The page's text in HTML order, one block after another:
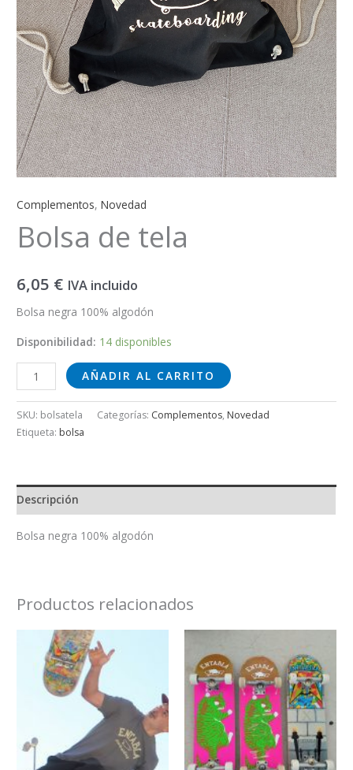
Complementos,Novedad
Bolsa de tela
6,05 € IVA incluido
Bolsa negra 100% algodón
Disponibilidad: 14 disponibles
AÑADIR AL CARRITO
SKU: bolsatela Categorías: Complementos, Novedad
Etiqueta: bolsa
Descripción
Bolsa negra 100% algodón
Productos relacionados